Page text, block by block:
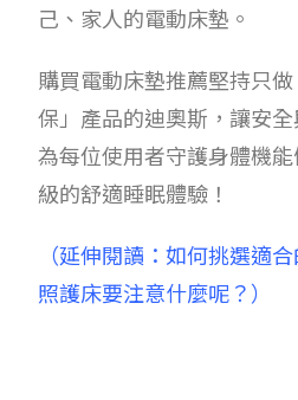
己、家人的電動床墊。
購買電動床墊推薦堅持只
保」產品的迪奧斯，讓安
為每位使用者守護身體機
級的舒適睡眠體驗！
（延伸閱讀：如何挑選適
照護床要注意什麼呢？）